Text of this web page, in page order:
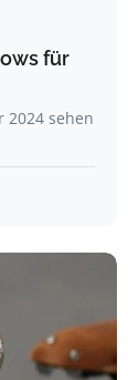
für
2024 sehen